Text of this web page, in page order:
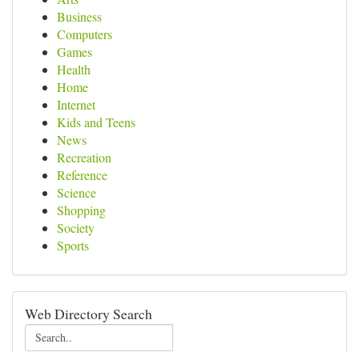
Business
Computers
Games
Health
Home
Internet
Kids and Teens
News
Recreation
Reference
Science
Shopping
Society
Sports
Web Directory Search